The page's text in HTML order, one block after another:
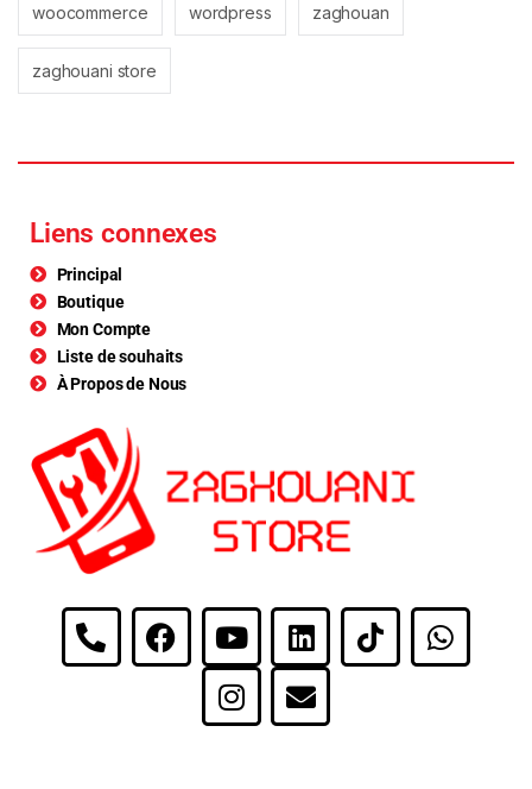
woocommerce wordpress zaghouan
zaghouani store
Liens connexes
Principal
Boutique
Mon Compte
Liste de souhaits
À Propos de Nous